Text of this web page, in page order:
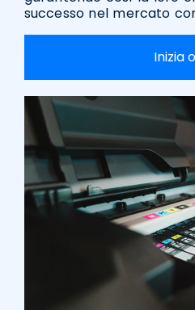
successo nel mercato
Inizia